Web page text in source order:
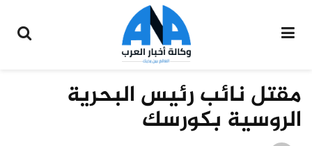
مقتل نائب رئيس البحرية
الروسية بكورسك